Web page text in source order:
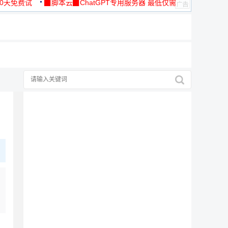
免费试
▉脚本云▉ChatGPT专用服务器 最低仅需
，理性选择